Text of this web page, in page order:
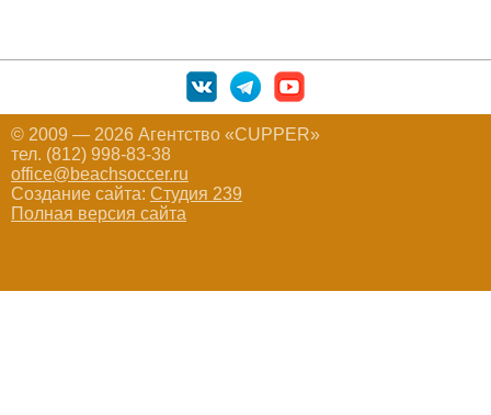
© 2009 — 2026 Агентство «CUPPER»
тел. (812) 998-83-38
office@beachsoccer.ru
Создание сайта: Студия 239
Полная версия сайта